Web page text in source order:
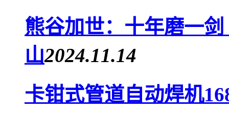
熊谷加世：十年磨一
山2024.11.14
卡钳式管道自动焊机